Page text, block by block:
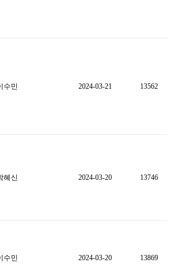
수민 2024-03-21 13562
혜신 2024-03-20 13746
수민 2024-03-20 13869